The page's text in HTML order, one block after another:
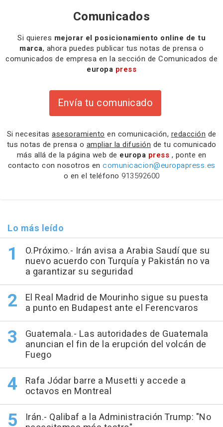
Comunicados
Si quieres mejorar el posicionamiento online de tu
marca, ahora puedes publicar tus notas de prensa o
comunicados de empresa en la sección de Comunicados de
europa press
Envía tu comunicado
Si necesitas asesoramiento en comunicación, redacción de
tus notas de prensa o ampliar la difusión de tu comunicado
más allá de la página web de europa press , ponte en
contacto con nosotros en comunicacion@europapress.es
o en el teléfono 913592600
Lo más leído
O.Próximo.- Irán avisa a Arabia Saudí que su
nuevo acuerdo con Turquía y Pakistán no va
a garantizar su seguridad
El Real Madrid de Mourinho sigue su puesta
a punto en Budapest ante el Ferencvaros
Guatemala.- Las autoridades de Guatemala
anuncian el fin de la erupción del volcán de
Fuego
Rafa Jódar barre a Musetti y accede a
octavos en Montreal
Irán.- Qalibaf a la Administración Trump: "No